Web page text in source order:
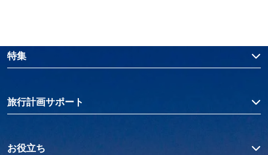
特集
旅行計画サポート
お役立ち